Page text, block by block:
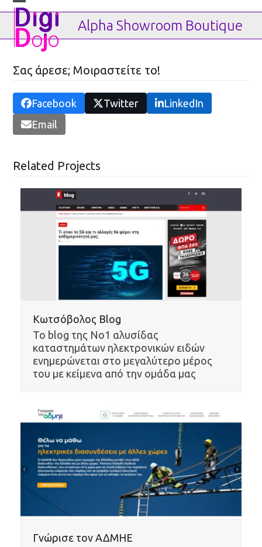
Skip
content
Open
mobile
menu
Close
mobile
menu
Alpha Showroom Boutique
Σας άρεσε; Μοιραστείτε το!
Facebook Twitter
LinkedIn
Email
Related Projects
Κωτσόβολος Blog
To blog της No1 αλυσίδας
καταστημάτων ηλεκτρονικών ειδών
ενημερώνεται στο μεγαλύτερο μέρος
του με κείμενα από την ομάδα μας
Γνώρισε τον ΑΔΜΗΕ